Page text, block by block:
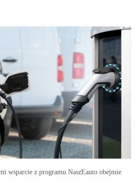
wsparcie z programu NaszEauto obejmie